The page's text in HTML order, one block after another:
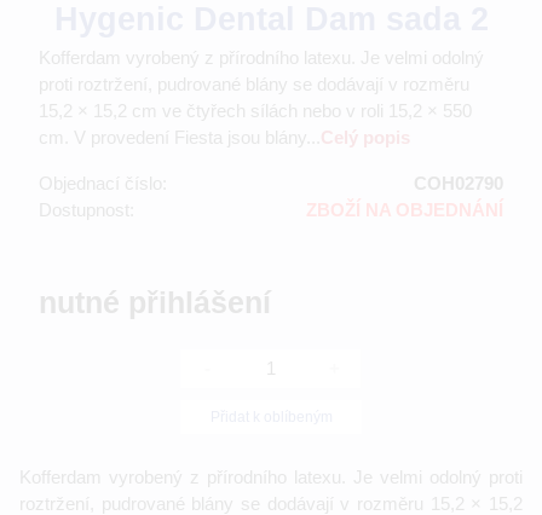
Kofferdam vyrobený z přírodního latexu. Je velmi odolný
proti roztržení, pudrované blány se dodávají v rozměru
15,2 × 15,2 cm ve čtyřech sílách nebo v roli 15,2 × 550
cm. V provedení Fiesta jsou blány...
Objednací číslo:
COH02790
Dostupnost:
ZBOŽÍ NA OBJEDNÁNÍ
nutné přihlášení
Kofferdam vyrobený z přírodního latexu. Je velmi odolný proti
roztržení, pudrované blány se dodávají v rozměru 15,2 × 15,2